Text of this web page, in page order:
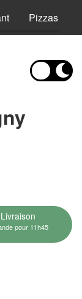
Pizzas
Livraison
pour 11h45